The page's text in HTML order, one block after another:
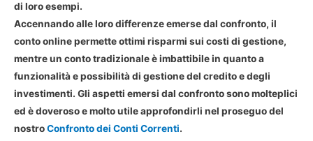
di loro esempi.
Accennando alle loro differenze emerse dal confronto, il
conto online permette ottimi risparmi sui costi di gestione,
mentre un conto tradizionale è imbattibile in quanto a
funzionalità e possibilità di gestione del credito e degli
investimenti. Gli aspetti emersi dal confronto sono molteplici
ed è doveroso e molto utile approfondirli nel proseguo del
nostroConfronto dei Conti Correnti.